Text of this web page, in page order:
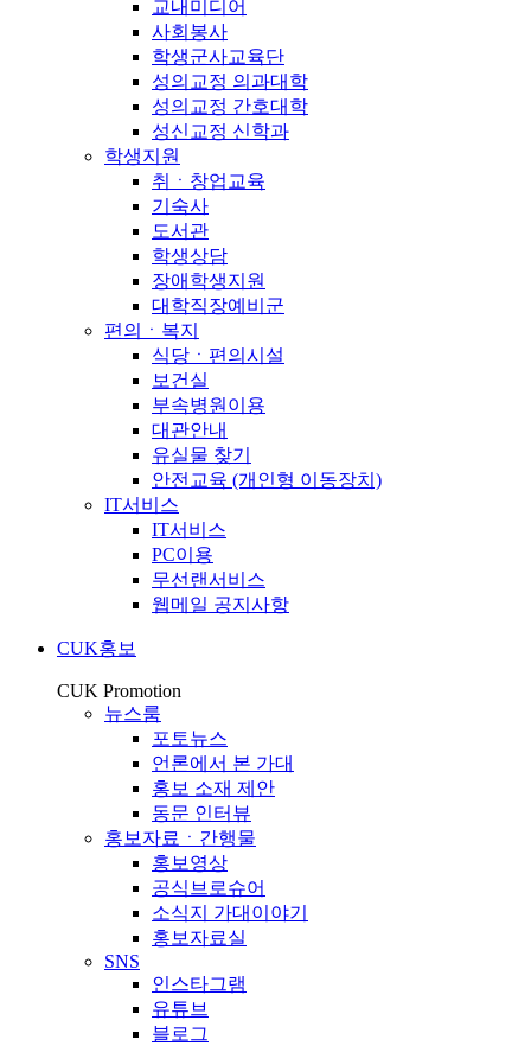
교내미디어
사회봉사
학생군사교육단
성의교정 의과대학
성의교정 간호대학
성신교정 신학과
학생지원
취ㆍ창업교육
기숙사
도서관
학생상담
장애학생지원
대학직장예비군
편의ㆍ복지
식당ㆍ편의시설
보건실
부속병원이용
대관안내
유실물 찾기
안전교육 (개인형 이동장치)
IT서비스
IT서비스
PC이용
무선랜서비스
웹메일 공지사항
CUK홍보
CUK Promotion
뉴스룸
포토뉴스
언론에서 본 가대
홍보 소재 제안
동문 인터뷰
홍보자료ㆍ간행물
홍보영상
공식브로슈어
소식지 가대이야기
홍보자료실
SNS
인스타그램
유튜브
블로그